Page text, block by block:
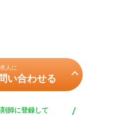
人に
い合わせる
師に登録して